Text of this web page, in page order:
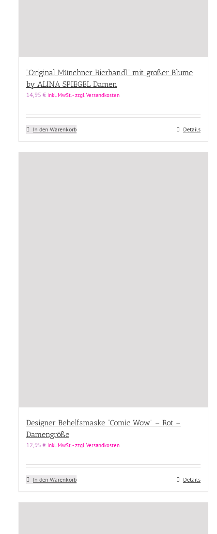
“Original Münchner Bierbandl” mit großer Blume
by ALINA SPIEGEL Damen
14,95 € inkl. MwSt. - zzgl. Versandkosten
In den Warenkorb Details
Designer Behelfsmaske “Comic Wow” – Rot –
Damengröße
12,95 € inkl. MwSt. - zzgl. Versandkosten
In den Warenkorb Details